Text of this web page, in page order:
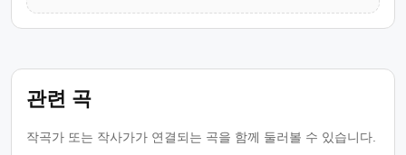
관련 곡
작곡가 또는 작사가가 연결되는 곡을 함께 둘러볼 수 있습니다.